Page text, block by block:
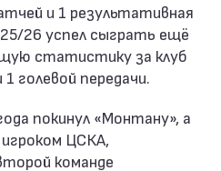
и 1 результативная
26 успел сыграть ещё
статистику за клуб
голевой передачи.
покинул «Монтану», а
ЦСКА,
команде